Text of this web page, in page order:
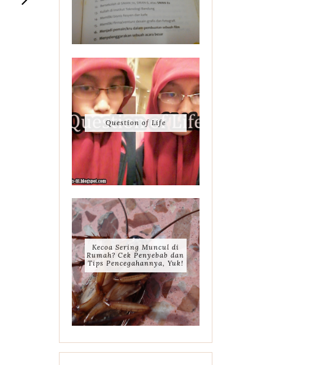
Question of Life
Kecoa Sering Muncul di
Rumah? Cek Penyebab dan
Tips Pencegahannya, Yuk!